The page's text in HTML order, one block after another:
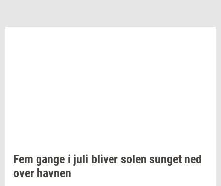
Fem gange i juli bli­ver solen sun­get ned
over hav­nen